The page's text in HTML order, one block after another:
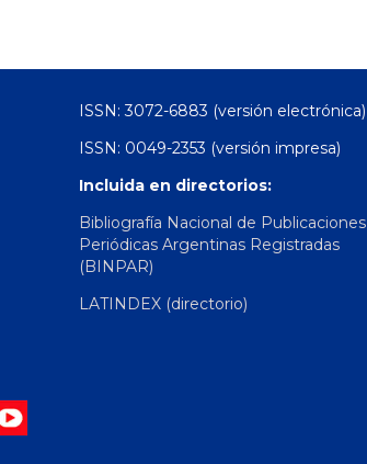
ISSN: 3072-6883 (versión electrónica)
ISSN: 0049-2353 (versión impresa)
Incluida en directorios:
Bibliografía Nacional de Publicaciones
Periódicas Argentinas Registradas
(BINPAR)
LATINDEX (directorio)